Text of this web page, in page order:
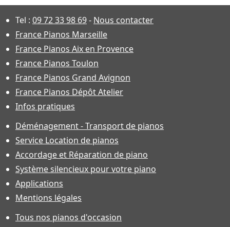
Tel : 09 72 33 98 69- Nous contacter
France Pianos Marseille
France Pianos Aix en Provence
France Pianos Toulon
France Pianos Grand Avignon
France Pianos Dépôt Atelier
Infos pratiques
Déménagement - Transport de pianos
Service Location de pianos
Accordage et Réparation de piano
Système silencieux pour votre piano
Applications
Mentions légales
Tous nos pianos d'occasion